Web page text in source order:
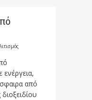
ενέργεια,
από